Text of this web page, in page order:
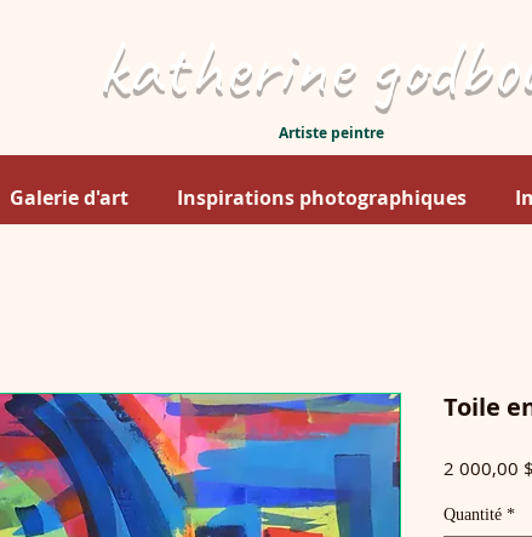
katherine
Artiste peintre
Galerie d'art Inspirations photographiques
Toile
2 000,00 $
Quantité *